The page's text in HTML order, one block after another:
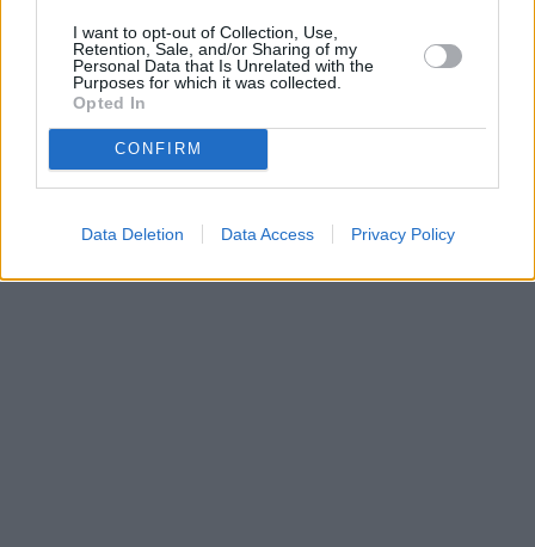
I want to opt-out of Collection, Use,
Retention, Sale, and/or Sharing of my
Personal Data that Is Unrelated with the
Purposes for which it was collected.
Opted In
CONFIRM
Data Deletion Data Access Privacy Policy
Parabola.cz
- web o satelitní, terestrické a kabelové televizi, ©
O webu parabola.cz•O souborech cookies•Inzerce
Kontakt
Dovolená u moře•Bazény